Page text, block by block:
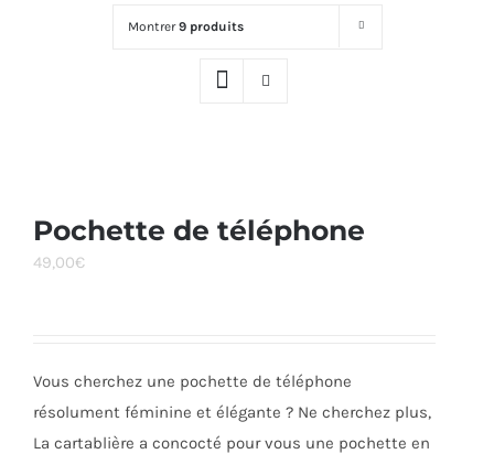
Montrer9 produits
Pochette de téléphone
49,00€
Vous cherchez une pochette de téléphone
résolument féminine et élégante ? Ne cherchez plus,
La cartablière a concocté pour vous une pochette en